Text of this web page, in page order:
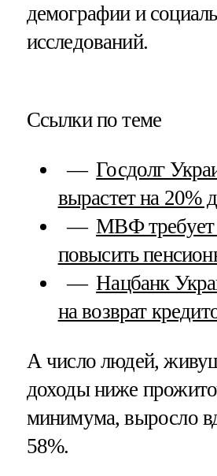
демографии и
исследований.
Ссылки по теме
Госдолг
вырастет на
МВФ требует
повысить
Нацбанк
на возврат
А число людей,
доходы ниже
минимума, выросло
58%.